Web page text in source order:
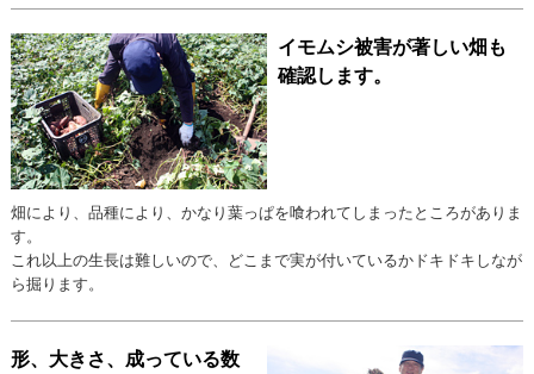
イモムシ被害が著しい畑も
確認します。
畑により、品種により、かなり葉っぱを喰われてしまったところがありま
す。
これ以上の生長は難しいので、どこまで実が付いているかドキドキしなが
ら掘ります。
形、大きさ、成っている数